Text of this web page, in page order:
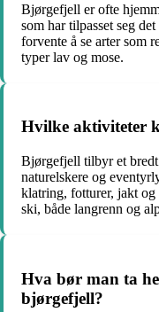
Bjørgefjell er ofte
som har tilpasset seg
forvente å se arter som
typer lav og mose.
Hvilke aktiviteter
Bjørgefjell tilbyr et
naturelskere og
klatring, fotturer, jakt og
ski, både langrenn og
Hva bør man ta
bjørgefjell?